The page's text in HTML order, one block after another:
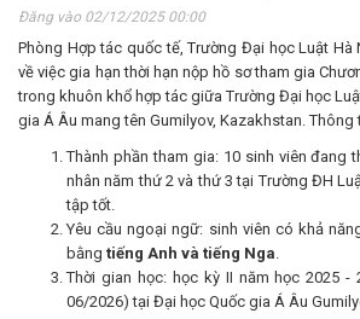
Đăng vào 02/12/2025 00:00
Phòng Hợp tác quốc tế, Trường Đại học Luật Hà
về việc gia hạn thời hạn nộp hồ sơ tham gia
trong khuôn khổ hợp tác giữa Trường Đại học
gia Á Âu mang tên Gumilyov, Kazakhstan. Thông
Thành phần tham gia: 10 sinh viên đang
nhân năm thứ 2 và thứ 3 tại Trường ĐH
tập tốt.
Yêu cầu ngoại ngữ: sinh viên có khả
bằng tiếng Anh và tiếng Nga.
Thời gian học: học kỳ II năm học 2025 -
06/2026) tại Đại học Quốc gia Á Âu